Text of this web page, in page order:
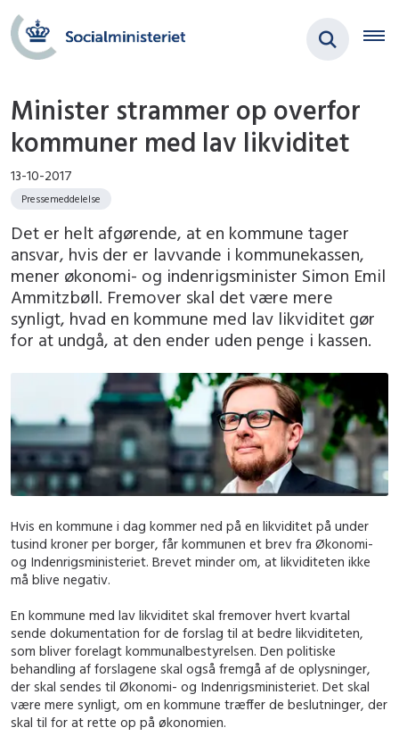
Minister strammer op overfor
kommuner med lav likviditet
13-10-2017
Pressemeddelelse
Det er helt afgørende, at en kommune tager
ansvar, hvis der er lavvande i kommunekassen,
mener økonomi- og indenrigsminister Simon Emil
Ammitzbøll. Fremover skal det være mere
synligt, hvad en kommune med lav likviditet gør
for at undgå, at den ender uden penge i kassen.
Hvis en kommune i dag kommer ned på en likviditet på under
tusind kroner per borger, får kommunen et brev fra Økonomi-
og Indenrigsministeriet. Brevet minder om, at likviditeten ikke
må blive negativ.
En kommune med lav likviditet skal fremover hvert kvartal
sende dokumentation for de forslag til at bedre likviditeten,
som bliver forelagt kommunalbestyrelsen. Den politiske
behandling af forslagene skal også fremgå af de oplysninger,
der skal sendes til Økonomi- og Indenrigsministeriet. Det skal
være mere synligt, om en kommune træffer de beslutninger, der
skal til for at rette op på økonomien.